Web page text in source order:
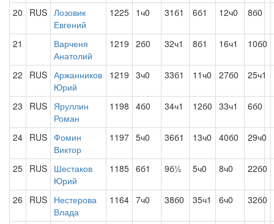
20 RUS Лозовик
Евгений
1225 1ч0 31б1 6б1 12ч0 8б0
21
Варченя
Анатолий
1219 2б0 32ч1 8б1 16ч1 10б0
22 RUS Аржанников
Юрий
1219 3ч0 33б1 11ч0 27б0 25ч1
23 RUS Яруллин
Роман
1198 4б0 34ч1 12б0 33ч1 6б0
24 RUS Фомин
Виктор
1197 5ч0 36б1 13ч0 40б0 29ч0
25 RUS Шестаков
Юрий
1185 6б1 9б½ 5ч0 8ч0 22б0
26 RUS Нестерова
Влада
1164 7ч0 38б0 35ч1 6ч0 32б0